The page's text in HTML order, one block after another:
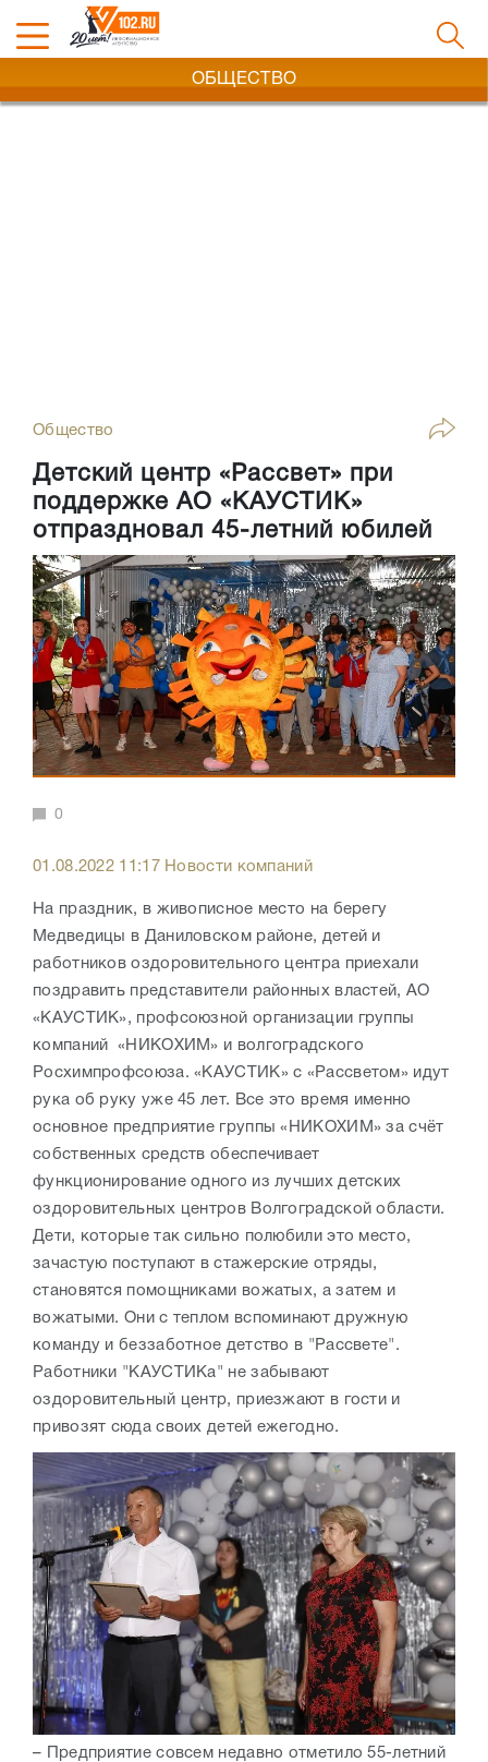
ОБЩЕСТВО
Общество
Детский центр «Рассвет» при
поддержке АО «КАУСТИК»
отпраздновал 45-летний юбилей
0
01.08.2022 11:17 Новости компаний
На праздник, в живописное место на берегу
Медведицы в Даниловском районе, детей и
работников оздоровительного центра приехали
поздравить представители районных властей, АО
«КАУСТИК», профсоюзной организации группы
компаний «НИКОХИМ» и волгоградского
Росхимпрофсоюза. «КАУСТИК» с «Рассветом» идут
рука об руку уже 45 лет. Все это время именно
основное предприятие группы «НИКОХИМ» за счёт
собственных средств обеспечивает
функционирование одного из лучших детских
оздоровительных центров Волгоградской области.
Дети, которые так сильно полюбили это место,
зачастую поступают в стажерские отряды,
становятся помощниками вожатых, а затем и
вожатыми. Они с теплом вспоминают дружную
команду и беззаботное детство в "Рассвете".
Работники "КАУСТИКа" не забывают
оздоровительный центр, приезжают в гости и
привозят сюда своих детей ежегодно.
– Предприятие совсем недавно отметило 55-летний